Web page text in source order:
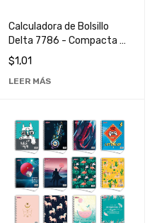
Calculadora de Bolsillo
Delta 7786 - Compacta y
Portátil para Uso Diario
$1,01
LEER MÁS